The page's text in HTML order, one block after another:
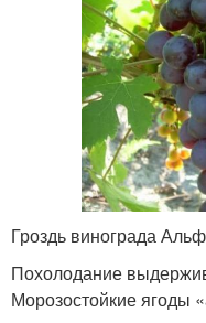
Гроздь винограда
Похолодание
Морозостойкие ягоды